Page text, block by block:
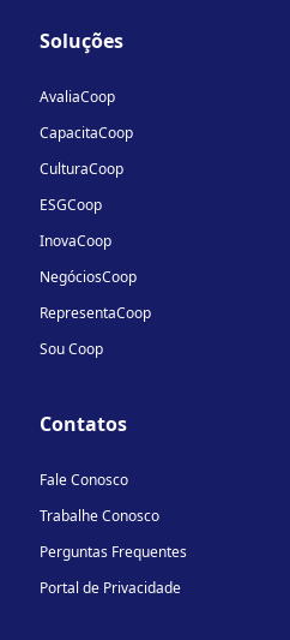
linkedin-
instagram
youtube
Soluções
AvaliaCoop
CapacitaCoop
CulturaCoop
ESGCoop
InovaCoop
NegóciosCoop
RepresentaCoop
Sou Coop
Contatos
Fale Conosco
Trabalhe Conosco
Perguntas Frequentes
Portal de Privacidade